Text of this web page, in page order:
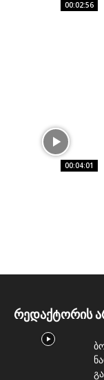
00:02:56
00:04:01
რედაქტორის